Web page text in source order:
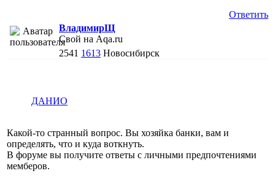
Ответить
ВладимирЩ
Свой на Aqa.ru
2541 1613 Новосибирск
ДАНИО
Какой-то странный вопрос. Вы хозяйка банки, вам и
определять, что и куда воткнуть.
В форуме вы получите ответы с личными предпочтениями
мемберов.